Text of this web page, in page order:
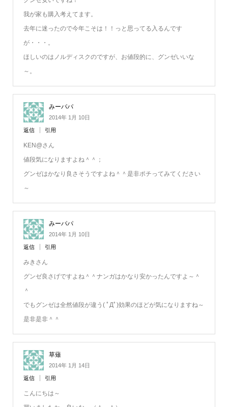
我が家も購入考えてます。
去年に迷ったので今年こそは！！っと思ってる入るんです
が・・・。
ほしいのはノルディスクのですが、お値段的に、グンゼいいな
～。
みーパパ
2014年 1月 10日
返信 引用
KEN@さん
値段気になりますよね＾＾；
グンゼはかなり良さそうですよね＾＾是非ポチってみてください
～
みーパパ
2014年 1月 10日
返信 引用
みきさん
グンゼ良さげですよね＾＾ナンガはかなり安かったんですよ～＾
＾
でもグンゼは全然値段が違う( ﾟДﾟ)効果のほどが気になりますね～
是非是非＾＾
草薙
2014年 1月 14日
返信 引用
こんにちは～